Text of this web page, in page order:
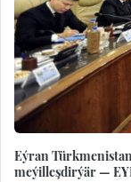
Eýran
meýilleşdirýär —